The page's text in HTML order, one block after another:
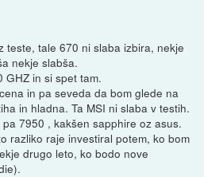
teste, tale 670 ni slaba izbira, nekje
nekje slabša.
in si spet tam.
in pa seveda da bom glede na
in hladna. Ta MSI ni slaba v testih.
7950 , kakšen sapphire oz asus.
razliko raje investiral potem, ko bom
drugo leto, ko bodo nove